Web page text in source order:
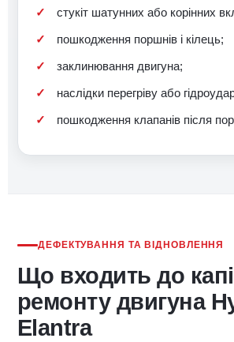
стукіт шатунних або корінних
пошкодження поршнів і кілець;
заклинювання двигуна;
наслідки перегріву або
пошкодження клапанів після
ДЕФЕКТУВАННЯ ТА ВІДНОВЛЕННЯ
Що входить до
ремонту двигуна
Elantra